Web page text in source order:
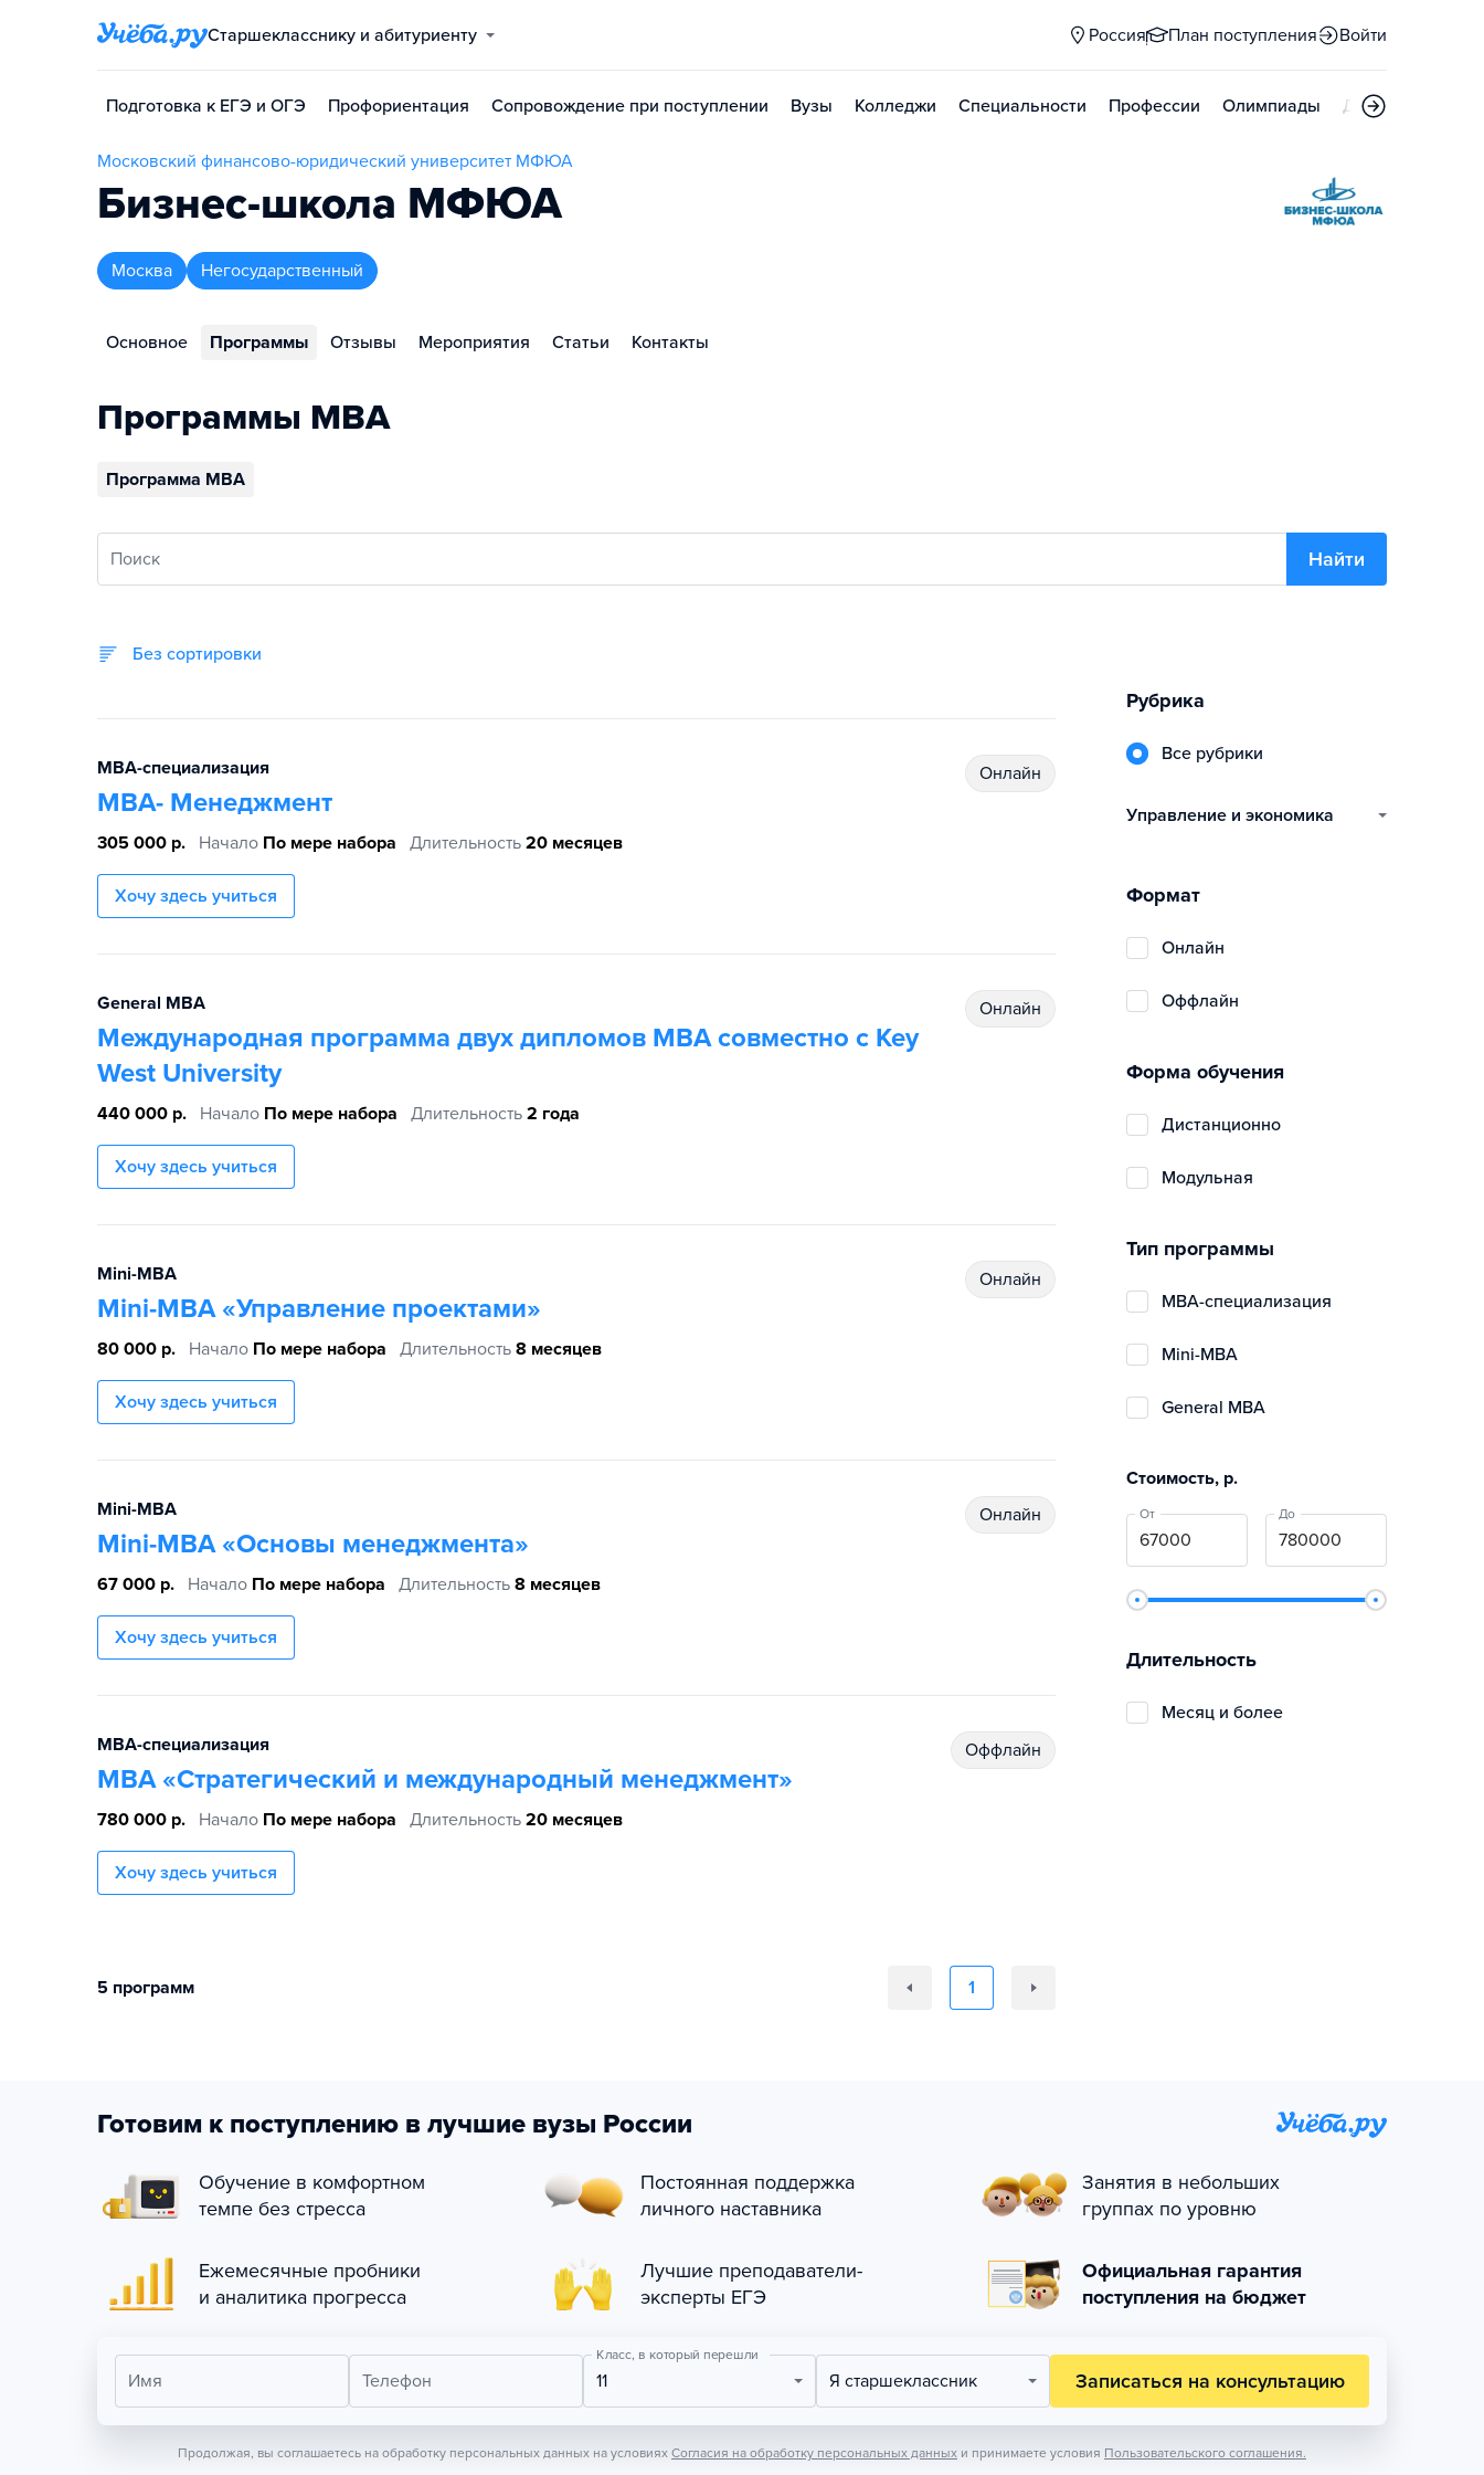
Старшекласснику и абитуриенту Россия План поступления Войти
Подготовка к ЕГЭ и ОГЭ Профориентация Сопровождение при поступлении Вузы Колледжи Специальности Профессии Олимпиады Дни открытых
Московский финансово-юридический университет МФЮА
Бизнес-школа МФЮА
Москва Негосударственный
Основное Программы Отзывы Мероприятия Статьи Контакты
Программы MBA
Программа MBA
Поиск Найти
Без сортировки
MBA-специализация
MBA- Менеджмент
305 000 р. Начало По мере набора Длительность 20 месяцев
Хочу здесь учиться
Онлайн
General MBA
Международная программа двух дипломов МВА совместно с Key
West University
440 000 р. Начало По мере набора Длительность 2 года
Хочу здесь учиться
Онлайн
Mini-MBA
Mini-МВА «Управление проектами»
80 000 р. Начало По мере набора Длительность 8 месяцев
Хочу здесь учиться
Онлайн
Mini-MBA
Mini-MBA «Основы менеджмента»
67 000 р. Начало По мере набора Длительность 8 месяцев
Хочу здесь учиться
Онлайн
MBA-специализация
MBA «Стратегический и международный менеджмент»
780 000 р. Начало По мере набора Длительность 20 месяцев
Хочу здесь учиться
Оффлайн
5 программ 1
Рубрика
Все рубрики
управление и экономика
Формат
Онлайн
Оффлайн
Форма обучения
дистанционно
модульная
Тип программы
MBA-специализация
Mini-MBA
General MBA
Стоимость, р.
От До
Длительность
Месяц и более
Готовим к поступлению в лучшие вузы России
Обучение в комфортном
темпе без стресса
Постоянная поддержка
личного наставника
Занятия в небольших
группах по уровню
Ежемесячные пробники
и аналитика прогресса
Лучшие преподаватели-
эксперты ЕГЭ
Официальная гарантия
поступления на бюджет
Имя Телефон
Класс, в который перешли
11 Я старшеклассник Записаться на консультацию
Продолжая, вы соглашаетесь на обработку персональных данных на условиях Согласия на обработку персональных данных и принимаете условия Пользовательского соглашения.